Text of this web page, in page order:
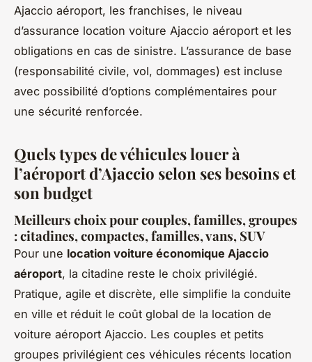
Ajaccio aéroport, les franchises, le niveau
d’assurance location voiture Ajaccio aéroport et les
obligations en cas de sinistre. L’assurance de base
(responsabilité civile, vol, dommages) est incluse
avec possibilité d’options complémentaires pour
une sécurité renforcée.
Quels types de véhicules louer à
l’aéroport d’Ajaccio selon ses besoins et
son budget
Meilleurs choix pour couples, familles, groupes
: citadines, compactes, familles, vans, SUV
Pour une location voiture économique Ajaccio
aéroport, la citadine reste le choix privilégié.
Pratique, agile et discrète, elle simplifie la conduite
en ville et réduit le coût global de la location de
voiture aéroport Ajaccio. Les couples et petits
groupes privilégient ces véhicules récents location